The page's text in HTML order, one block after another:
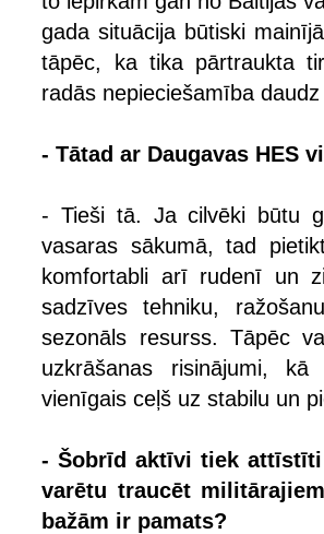
gada situācija būtiski
tāpēc, ka tika pārtraukta
radās nepieciešamība
- Tātad ar Daugavas HES
- Tieši tā. Ja cilvēki būtu
vasaras sākumā, tad
komfortabli arī rudenī un
sadzīves tehniku,
sezonāls resurss. Tāpēc
uzkrāšanas risinājumi,
vienīgais ceļš uz stabilu un
- Šobrīd aktīvi tiek
varētu traucēt
bažām ir pamats?